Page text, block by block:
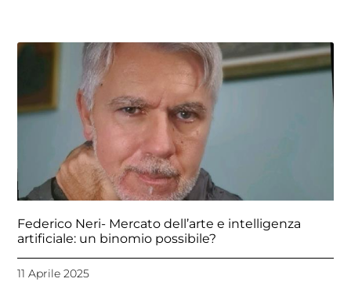
Federico Neri- Mercato dell’arte e intelligenza
artificiale: un binomio possibile?
11 Aprile 2025